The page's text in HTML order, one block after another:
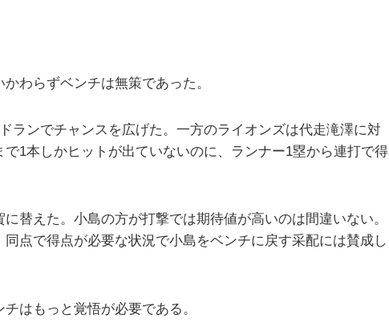
わらずベンチは無策であった。
ランでチャンスを広げた。一方のライオンズは代走滝澤に対
1本しかヒットが出ていないのに、ランナー1塁から連打で得
替えた。小島の方が打撃では期待値が高いのは間違いない。
点で得点が必要な状況で小島をベンチに戻す采配には賛成し
はもっと覚悟が必要である。